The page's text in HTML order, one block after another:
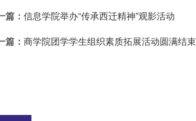
篇： 信息学院举办“传承西迁精神”观影活动
篇： 商学院团学学生组织素质拓展活动圆满结束